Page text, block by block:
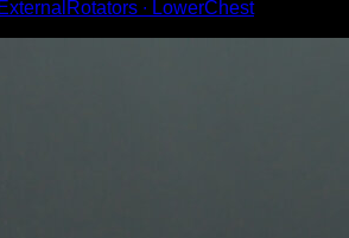
∙ LowerChest